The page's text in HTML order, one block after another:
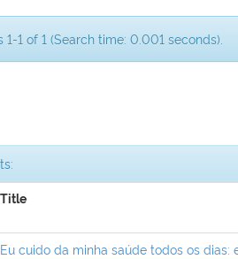
1-1 of 1 (Search time: 0.001 seconds).
Title
Eu cuido da minha saúde todos os dias: